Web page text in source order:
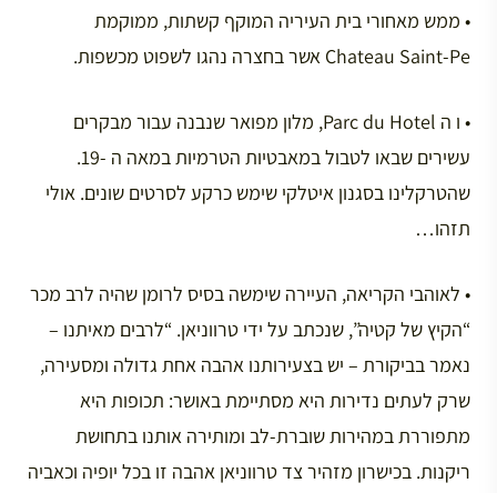
• ממש מאחורי בית העיריה המוקף קשתות, ממוקמת
Chateau Saint-Pe אשר בחצרה נהגו לשפוט מכשפות.
• ו ה Parc du Hotel, מלון מפואר שנבנה עבור מבקרים
עשירים שבאו לטבול במאבטיות הטרמיות במאה ה -19.
שהטרקלינו בסגנון איטלקי שימש כרקע לסרטים שונים. אולי
תזהו…
• לאוהבי הקריאה, העיירה שימשה בסיס לרומן שהיה לרב מכר
“הקיץ של קטיה‏”, שנכתב על ידי טרווניאן. “לרבים מאיתנו –
נאמר בביקורת – יש בצעירותנו אהבה אחת גדולה ומסעירה,
שרק לעתים נדירות היא מסתיימת באושר: תכופות היא
מתפוררת במהירות שוברת-לב ומותירה אותנו בתחושת
ריקנות. בכישרון מזהיר צד טרווניאן אהבה זו בכל יופיה וכאביה